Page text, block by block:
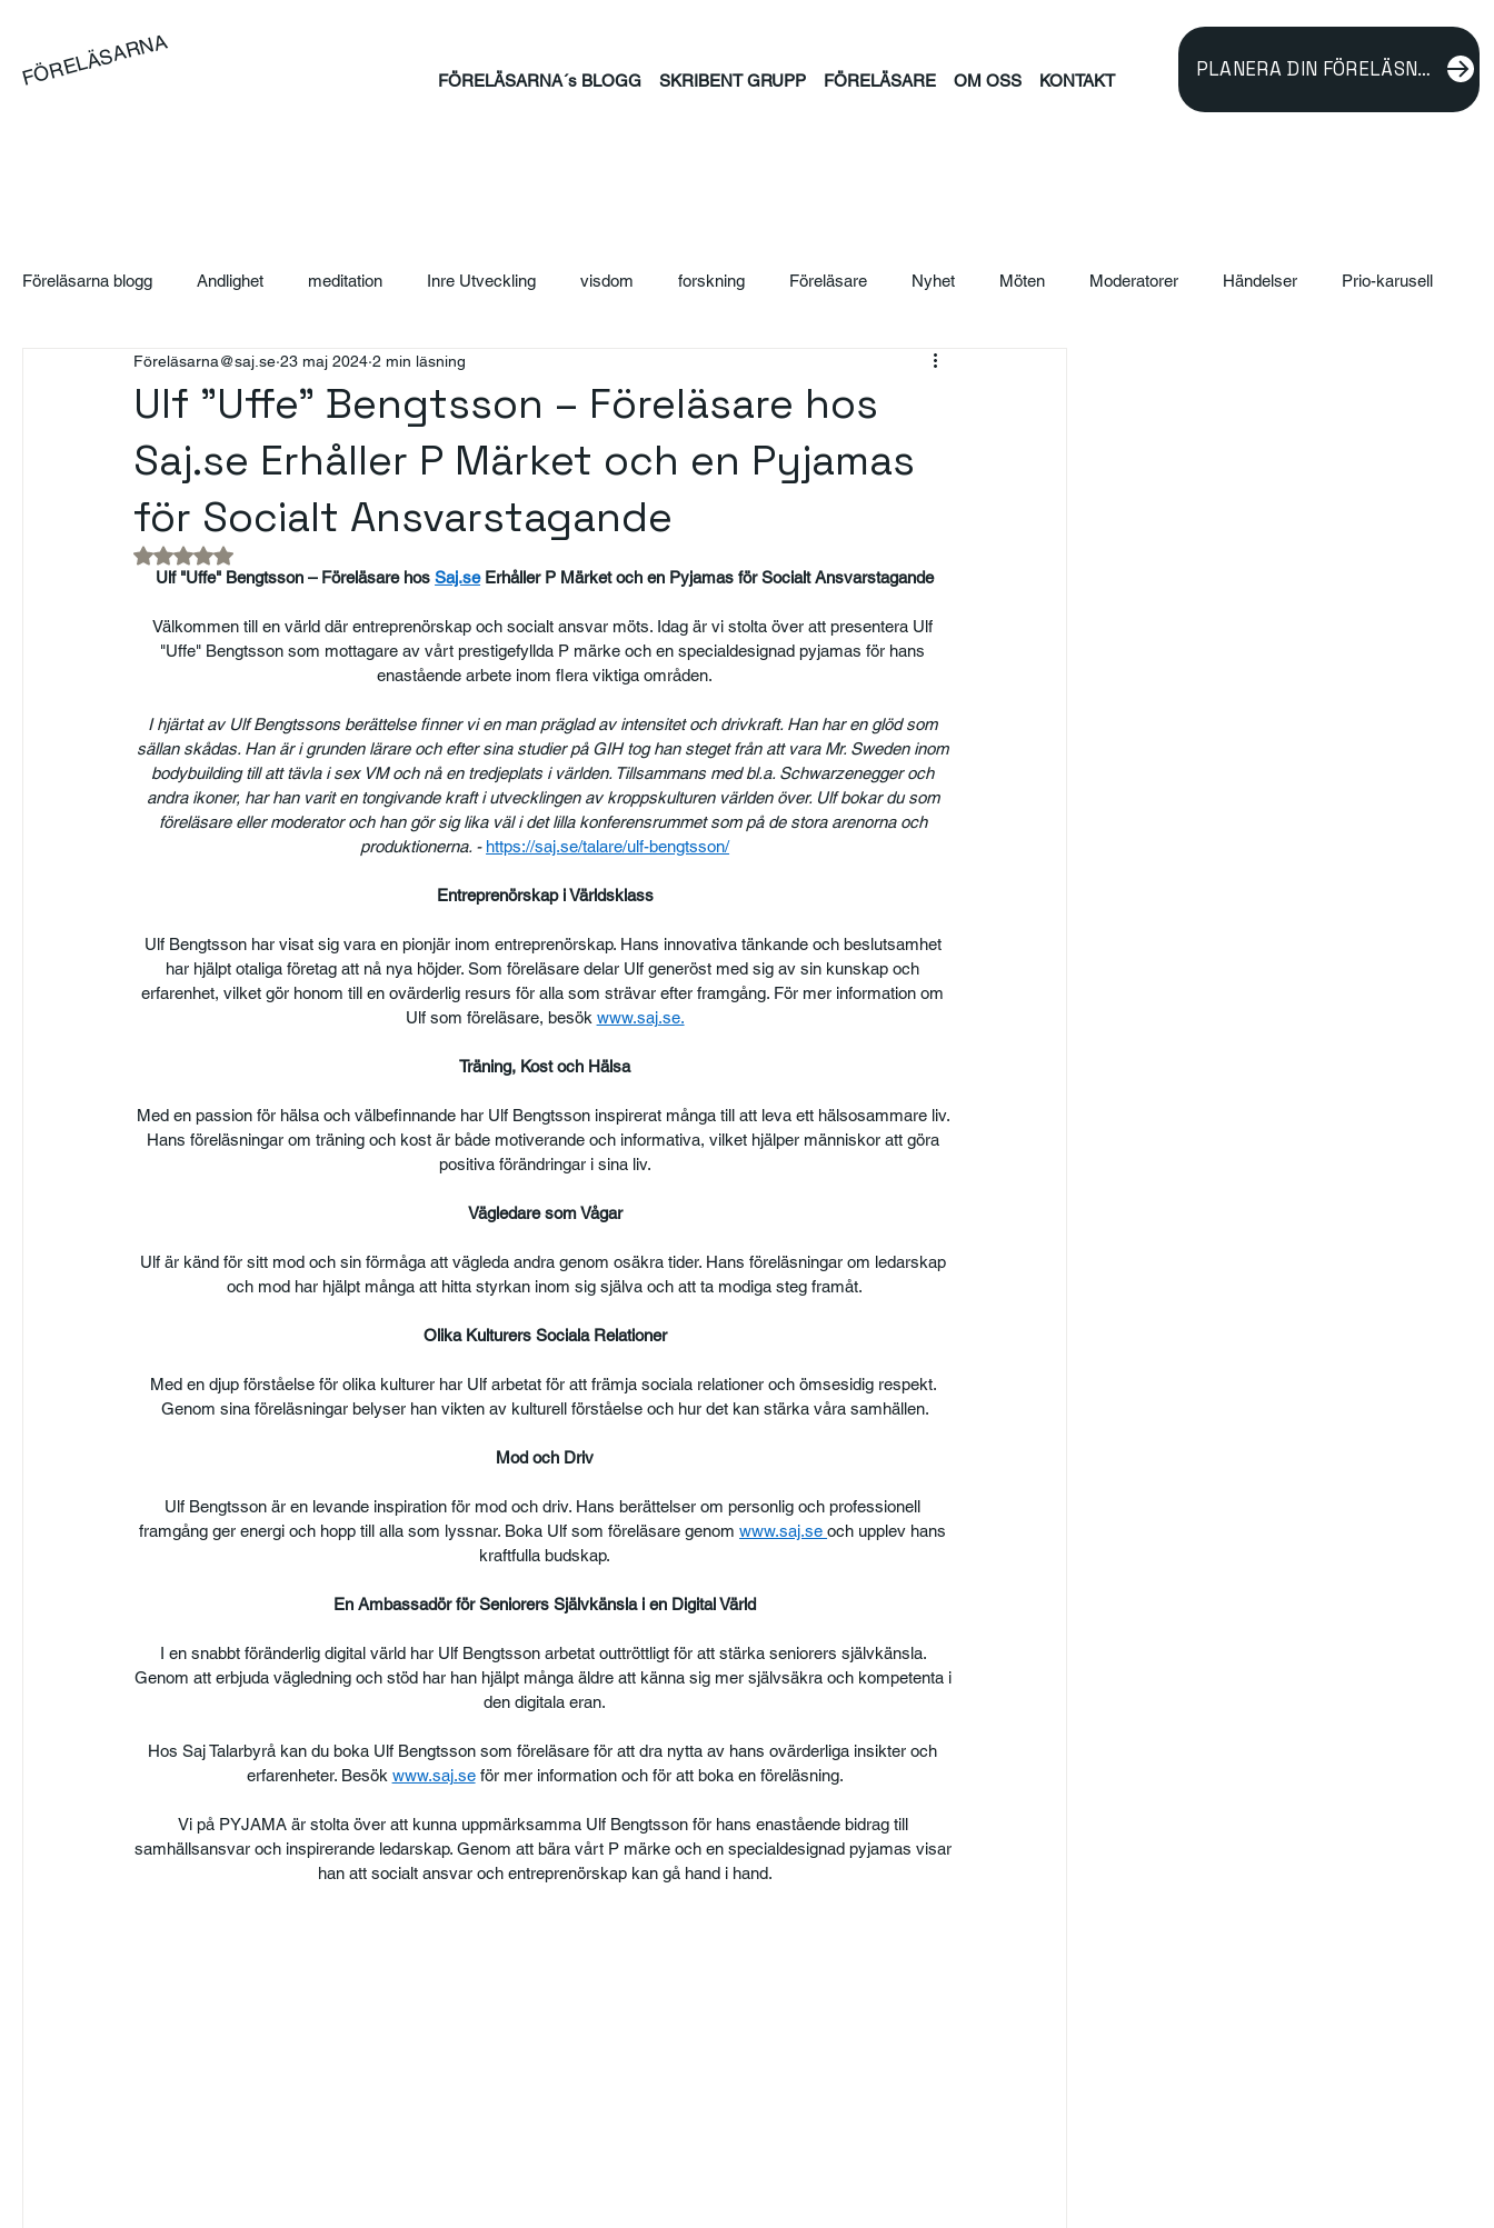
FÖRELÄSARNA FÖRELÄSARNA´s BLOGG SKRIBENT GRUPP FÖRELÄSARE OM OSS KONTAKT PLANERA DIN FÖRELÄSNING
Föreläsarna blogg Andlighet meditation Inre Utveckling visdom forskning Föreläsare Nyhet Möten Moderatorer Händelser Prio-karusell
Artikel Case Sales Bootcamp
SAJ Boka Föreläsare - Blogg Event Suicidprevention psykisk hälsa feminism familj tid
Ulf "Uffe" Bengtsson – Föreläsare hos
Saj.se Erhåller P Märket och en Pyjamas
för Socialt Ansvarstagande
Föreläsarna@saj.se 23 maj 2024 2 min läsning
Betygsatt till NaN av 5 stjärnor.
Ulf "Uffe" Bengtsson – Föreläsare hos Saj.se Erhåller P Märket och en Pyjamas för Socialt Ansvarstagande
Välkommen till en värld där entreprenörskap och socialt ansvar möts. Idag är vi stolta över att presentera Ulf
"Uffe" Bengtsson som mottagare av vårt prestigefyllda P märke och en specialdesignad pyjamas för hans
enastående arbete inom flera viktiga områden.
I hjärtat av Ulf Bengtssons berättelse finner vi en man präglad av intensitet och drivkraft. Han har en glöd som
sällan skådas. Han är i grunden lärare och efter sina studier på GIH tog han steget från att vara Mr. Sweden inom
bodybuilding till att tävla i sex VM och nå en tredjeplats i världen. Tillsammans med bl.a. Schwarzenegger och
andra ikoner, har han varit en tongivande kraft i utvecklingen av kroppskulturen världen över. Ulf bokar du som
föreläsare eller moderator och han gör sig lika väl i det lilla konferensrummet som på de stora arenorna och
produktionerna. - https://saj.se/talare/ulf-bengtsson/
Entreprenörskap i Världsklass
Ulf Bengtsson har visat sig vara en pionjär inom entreprenörskap. Hans innovativa tänkande och beslutsamhet
har hjälpt otaliga företag att nå nya höjder. Som föreläsare delar Ulf generöst med sig av sin kunskap och
erfarenhet, vilket gör honom till en ovärderlig resurs för alla som strävar efter framgång. För mer information om
Ulf som föreläsare, besök www.saj.se.
Träning, Kost och Hälsa
Med en passion för hälsa och välbefinnande har Ulf Bengtsson inspirerat många till att leva ett hälsosammare liv.
Hans föreläsningar om träning och kost är både motiverande och informativa, vilket hjälper människor att göra
positiva förändringar i sina liv.
Vägledare som Vågar
Ulf är känd för sitt mod och sin förmåga att vägleda andra genom osäkra tider. Hans föreläsningar om ledarskap
och mod har hjälpt många att hitta styrkan inom sig själva och att ta modiga steg framåt.
Olika Kulturers Sociala Relationer
Med en djup förståelse för olika kulturer har Ulf arbetat för att främja sociala relationer och ömsesidig respekt.
Genom sina föreläsningar belyser han vikten av kulturell förståelse och hur det kan stärka våra samhällen.
Mod och Driv
Ulf Bengtsson är en levande inspiration för mod och driv. Hans berättelser om personlig och professionell
framgång ger energi och hopp till alla som lyssnar. Boka Ulf som föreläsare genom www.saj.se och upplev hans
kraftfulla budskap.
En Ambassadör för Seniorers Självkänsla i en Digital Värld
I en snabbt föränderlig digital värld har Ulf Bengtsson arbetat outtröttligt för att stärka seniorers självkänsla.
Genom att erbjuda vägledning och stöd har han hjälpt många äldre att känna sig mer självsäkra och kompetenta i
den digitala eran.
Hos Saj Talarbyrå kan du boka Ulf Bengtsson som föreläsare för att dra nytta av hans ovärderliga insikter och
erfarenheter. Besök www.saj.se för mer information och för att boka en föreläsning.
Vi på PYJAMA är stolta över att kunna uppmärksamma Ulf Bengtsson för hans enastående bidrag till
samhällsansvar och inspirerande ledarskap. Genom att bära vårt P märke och en specialdesignad pyjamas visar
han att socialt ansvar och entreprenörskap kan gå hand i hand.